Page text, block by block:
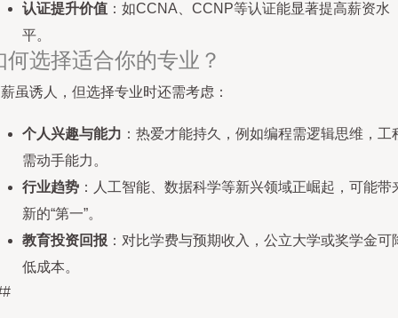
认证提升价值 ：如CCNA、CCNP等认证能显著提高薪资水
平。
何选择适合你的专业？
虽诱人，但选择专业时还需考虑：
个人兴趣与能力 ：热爱才能持久，例如编程需逻辑思维，工
需动手能力。
行业趋势 ：人工智能、数据科学等新兴领域正崛起，可能带
新的“第一”。
教育投资回报 ：对比学费与预期收入，公立大学或奖学金可
低成本。